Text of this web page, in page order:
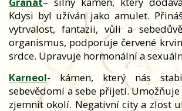
Kdysi byl užíván jako amulet.
vytrvalost, fantazii, vůli a
organismus, podporuje červené
srdce. Upravuje hormonální a
Karneol- kámen, který nás
sebevědomí a sebe přijetí.
zjemnit okolí. Negativní city a zlost